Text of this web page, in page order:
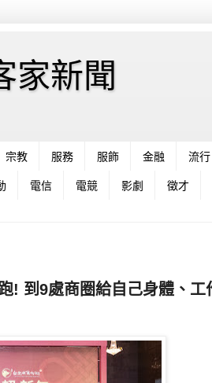
家新聞
宗教 服務 服飾 金融 流行
電信 電競 影劇 徵才
! 到9處商圈給自己身體、工